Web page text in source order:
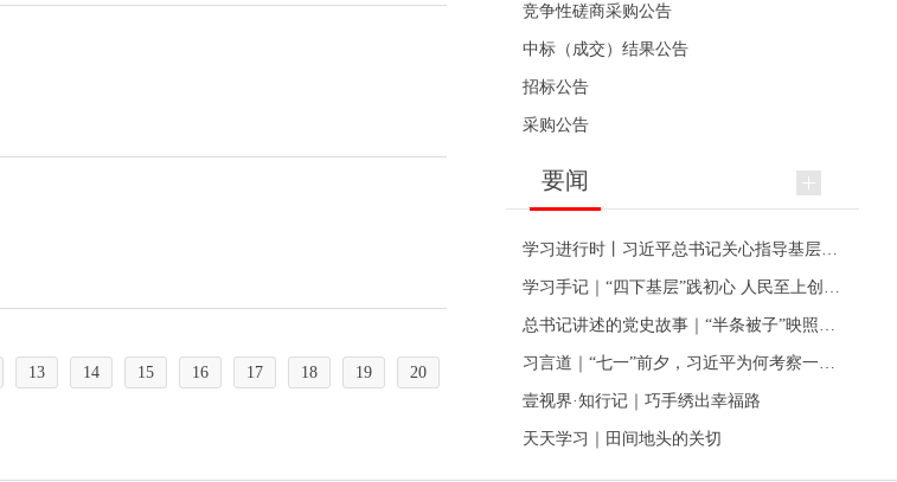
13 14 15 16 17 18 19 20
竞争性磋商采购公告
中标（成交）结果公告
招标公告
采购公告
要闻
壹视界·知行记｜巧手绣出幸福路
天天学习｜田间地头的关切